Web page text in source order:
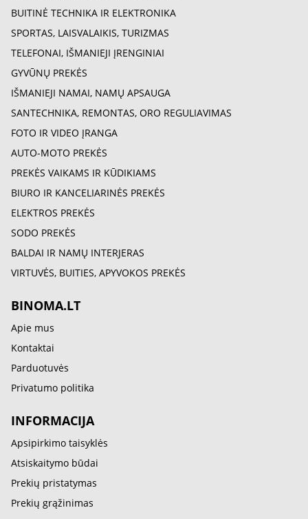
BUITINĖ TECHNIKA IR ELEKTRONIKA
SPORTAS, LAISVALAIKIS, TURIZMAS
TELEFONAI, IŠMANIEJI ĮRENGINIAI
GYVŪNŲ PREKĖS
IŠMANIEJI NAMAI, NAMŲ APSAUGA
SANTECHNIKA, REMONTAS, ORO REGULIAVIMAS
FOTO IR VIDEO ĮRANGA
AUTO-MOTO PREKĖS
PREKĖS VAIKAMS IR KŪDIKIAMS
BIURO IR KANCELIARINĖS PREKĖS
ELEKTROS PREKĖS
SODO PREKĖS
BALDAI IR NAMŲ INTERJERAS
VIRTUVĖS, BUITIES, APYVOKOS PREKĖS
BINOMA.LT
Apie mus
Kontaktai
Parduotuvės
Privatumo politika
INFORMACIJA
Apsipirkimo taisyklės
Atsiskaitymo būdai
Prekių pristatymas
Prekių grąžinimas